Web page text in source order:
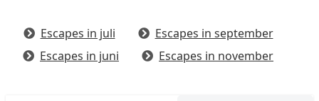
Escapes in juli
Escapes in september
Escapes in juni
Escapes in november